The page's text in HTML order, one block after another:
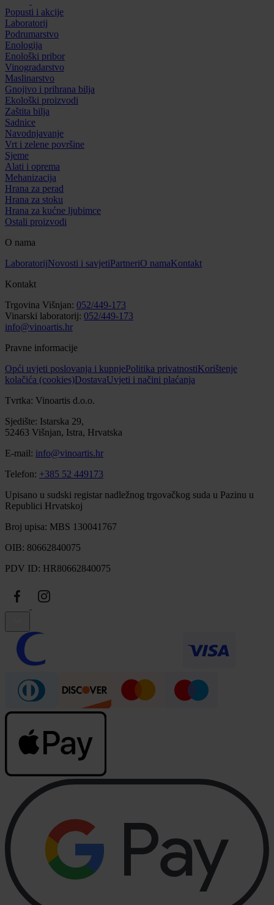
Popusti i akcije
Laboratorij
Podrumarstvo
Enologija
Enološki pribor
Vinogradarstvo
Maslinarstvo
Gnojivo i prihrana bilja
Ekološki proizvodi
Zaštita bilja
Sadnice
Navodnjavanje
Vrt i zelene površine
Sjeme
Alati i oprema
Mehanizacija
Hrana za perad
Hrana za stoku
Hrana za kućne ljubimce
Ostali proizvodi
O nama
LaboratorijNovosti i savjetiPartneriO namaKontakt
Kontakt
Trgovina Višnjan: 052/449-173
Vinarski laboratorij: 052/449-173
info@vinoartis.hr
Pravne informacije
Opći uvjeti poslovanja i kupnjePolitika privatnostiKorištenje
kolačića (cookies)DostavaUvjeti i načini plaćanja
Tvrtka: Vinoartis d.o.o.
Sjedište: Istarska 29,
52463 Višnjan, Istra, Hrvatska
E-mail: info@vinoartis.hr
Telefon: +385 52 449173
Upisano u sudski registar nadležnog trgovačkog suda u Pazinu u
Republici Hrvatskoj
Broj upisa: MBS 130041767
OIB: 80662840075
PDV ID: HR80662840075